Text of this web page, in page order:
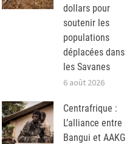
dollars pour
soutenir les
populations
déplacées dans
les Savanes
6 août 2026
Centrafrique :
L’alliance entre
Bangui et AAKG